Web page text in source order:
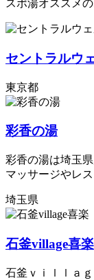
スポ湯オススメ
セントラルウ
東京都
彩香の湯
彩香の湯は埼玉
マッサージやレ
埼玉県
石釜village喜楽
石釜ｖｉｌｌａ